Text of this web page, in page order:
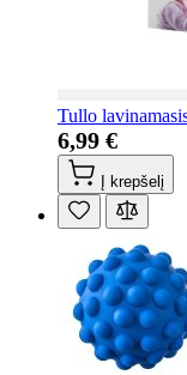
Tullo
6,99 €
Į krepšelį